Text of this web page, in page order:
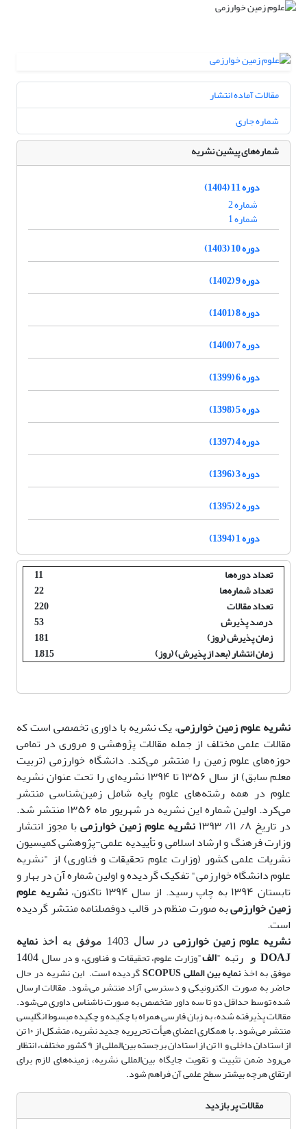
مقالات آماده انتشار
شماره جاری
شماره‌های پیشین نشریه
دوره 11 (1404)
شماره 2
شماره 1
دوره 10 (1403)
دوره 9 (1402)
دوره 8 (1401)
دوره 7 (1400)
دوره 6 (1399)
دوره 5 (1398)
دوره 4 (1397)
دوره 3 (1396)
دوره 2 (1395)
دوره 1 (1394)
تعداد دوره‌ها
11
تعداد شماره‌ها
22
تعداد مقالات
220
درصد پذیرش
53
زمان پذیرش (روز)
181
زمان انتشار (بعد از پذیرش) (روز)
1,815
نشریه علوم زمین خوارزمی، یک نشریه با داوری تخصصی است که
مقالات علمی مختلف از جمله مقالات پژوهشی و مروری در تمامی
حوزه‌های علوم زمین را منتشر می‌کند. دانشگاه خوارزمی (تربیت
معلم سابق) از سال ۱۳۵۶ تا ۱۳۹۴ نشریه‌ای را تحت عنوان نشریه
علوم در همه رشته‌های علوم پایه شامل زمین‌شناسی منتشر
می‌کرد.
اولین شماره این نشریه در شهریور ماه ۱۳۵۶ منتشر شد.
در تاریخ ۸/ ۱۱/ ۱۳۹۳
نشریه علوم زمین خوارزمیبا مجوز انتشار
وزارت فرهنگ و ارشاد اسلامی و تأییدیه علمی-پژوهشی کمیسیون
نشریات علمی کشور (وزارت علوم تحقیقات و فناوری) از "نشریه
علوم دانشگاه خوارزمی" تفکیک گردیده و اولین شماره آن در بهار و
تابستان ۱۳۹۴ به چاپ رسید.
از سال ۱۳۹۴ تاکنون،
نشریه علوم
زمین خوارزمیبه صورت منظم در قالب دوفصلنامه منتشر گردیده
است.
نشریه علوم زمین خوارزمیدر سال 1403 موفق به اخذ
نمایه
DOAJ ورتبه "الف"وزارت علوم، تحقیقات و فناوری، و درسال 1404
موفق به اخذنمایه بین المللی SCOPUS گردیده است. این نشریه در حال
حاضر به صورت الکترونیکی و دسترسی آزاد منتشر می‌شود. مقالات ارسال
شده توسط حداقل دو تا سه داور متخصص به صورت ناشناس داوری می‌شود.
مقالات پذیرفته شده، به زبان فارسی همراه با چکیده و چکیده مبسوط انگلیسی
منتشر می‌شود. با همکاری اعضای هیأت تحریریه جدید نشریه، متشکل از ۱۰ تن
از استادان داخلی و ۱۱ تن از استادان برجسته بین‌المللی از ۹ کشور مختلف، انتظار
می‌رود ضمن تثبیت و تقویت جایگاه بین‌المللی نشریه، زمینه‌های لازم برای
ارتقای هرچه بیشتر سطح علمی آن فراهم شود.
مقالات پر بازدید